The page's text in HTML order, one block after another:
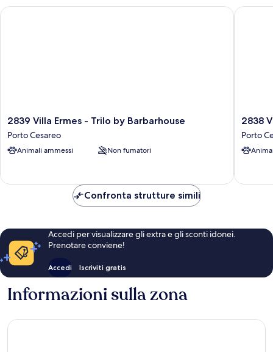
2839
Villa
Ermes
-
Barbarhouse
2839 Villa Ermes - Trilo by Barbarhouse
Porto Cesareo
Animali ammessi Non fumatori
2839 Villa Ermes - Trilo by Barbarhouse
2838
Villa
Ermes
-
2838
Porto
2838
Confronta strutture simili
Accedi per visualizzare gli extra e gli sconti idonei.
Prenotare conviene!
Accedi Iscriviti gratis
Informazioni sulla zona